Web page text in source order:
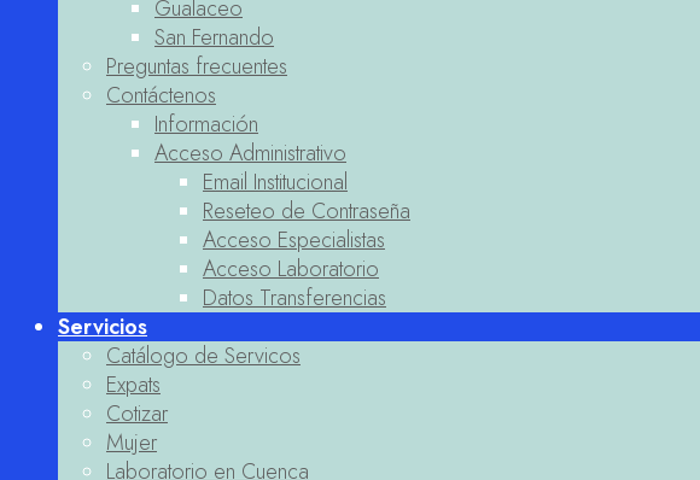
Gualaceo
San Fernando
Preguntas frecuentes
Contáctenos
Información
Acceso Administrativo
Email Institucional
Reseteo de Contraseña
Acceso Especialistas
Acceso Laboratorio
Datos Transferencias
Servicios
Catálogo de Servicos
Expats
Cotizar
Mujer
Laboratorio en Cuenca